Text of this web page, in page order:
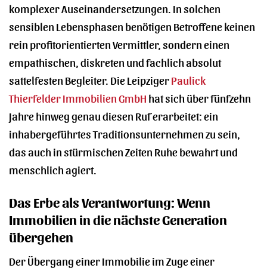
komplexer Auseinandersetzungen. In solchen
sensiblen Lebensphasen benötigen Betroffene keinen
rein profitorientierten Vermittler, sondern einen
empathischen, diskreten und fachlich absolut
sattelfesten Begleiter. Die LeipzigerPaulick
Thierfelder Immobilien GmbH hat sich über fünfzehn
Jahre hinweg genau diesen Ruf erarbeitet: ein
inhabergeführtes Traditionsunternehmen zu sein,
das auch in stürmischen Zeiten Ruhe bewahrt und
menschlich agiert.
Das Erbe als Verantwortung: Wenn
Immobilien in die nächste Generation
übergehen
Der Übergang einer Immobilie im Zuge einer